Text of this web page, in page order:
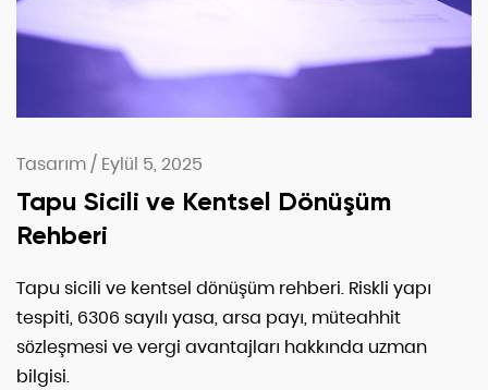
Tasarım / Eylül 5, 2025
Tapu Sicili ve Kentsel Dönüşüm
Rehberi
Tapu sicili ve kentsel dönüşüm rehberi. Riskli yapı
tespiti, 6306 sayılı yasa, arsa payı, müteahhit
sözleşmesi ve vergi avantajları hakkında uzman
bilgisi.